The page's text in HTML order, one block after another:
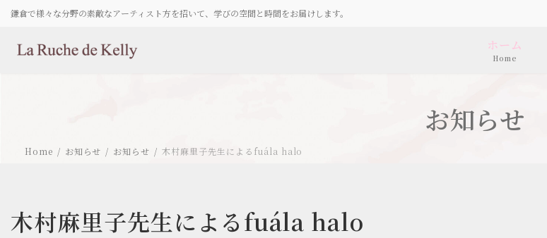
鎌倉で様々な分野の素敵なアーティスト方を招いて、学びの空間と時間をお届けします。
ホーム
Home
お知らせ
Home お知らせ お知らせ 木村麻里子先生によるfuála halo
木村麻里子先生によるfuála halo